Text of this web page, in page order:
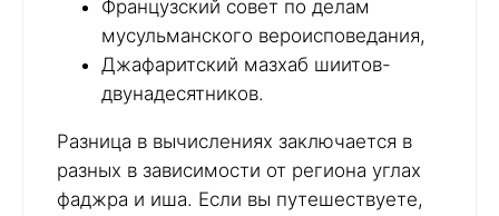
Французский совет по делам
мусульманского вероисповедания,
Джафаритский мазхаб шиитов-
двунадесятников.
Разница в вычислениях заключается в
разных в зависимости от региона углах
фаджра и иша. Если вы путешествуете,